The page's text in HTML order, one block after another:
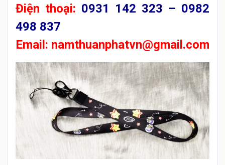
Điện thoại: 0931 142 323 – 0982
498 837
Email: namthuanphatvn@gmail.com